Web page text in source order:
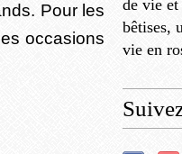
Pour les
occasions
de vie et
bêtises,
vie en